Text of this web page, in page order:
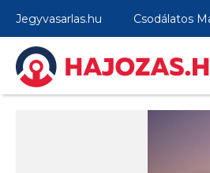
Jegyvasarlas.hu Csodálatos